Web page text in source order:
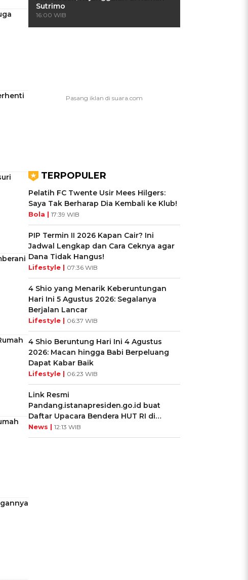
Sutrimo
16:00 WIB
TERPOPULER
Pelatih FC Twente Usir Mees Hilgers:
Saya Tak Berharap Dia Kembali ke Klub!
Bola | 17:39 WIB
PIP Termin II 2026 Kapan Cair? Ini
Jadwal Lengkap dan Cara Ceknya agar
Dana Tidak Hangus!
Lifestyle | 07:36 WIB
4 Shio yang Menarik Keberuntungan
Hari Ini 5 Agustus 2026: Segalanya
Berjalan Lancar
Lifestyle | 06:37 WIB
4 Shio Beruntung Hari Ini 4 Agustus
2026: Macan hingga Babi Berpeluang
Dapat Kabar Baik
Lifestyle | 06:23 WIB
Link Resmi
Pandang.istanapresiden.go.id buat
Daftar Upacara Bendera HUT RI di
Istana Negara
News | 12:13 WIB